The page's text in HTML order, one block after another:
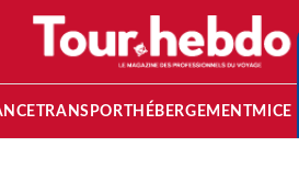
TRANSPORT HÉBERGEMENTMICE